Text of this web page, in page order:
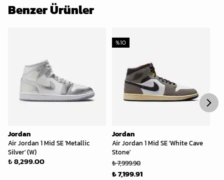
Benzer Ürünler
Jordan
Air Jordan 1 Mid SE 'Metallic
Silver' (W)
₺ 8,299.00
Jordan
Air Jordan 1 Mid SE 'White Cave
Stone'
%10
₺ 7,999.90
₺ 7,199.91